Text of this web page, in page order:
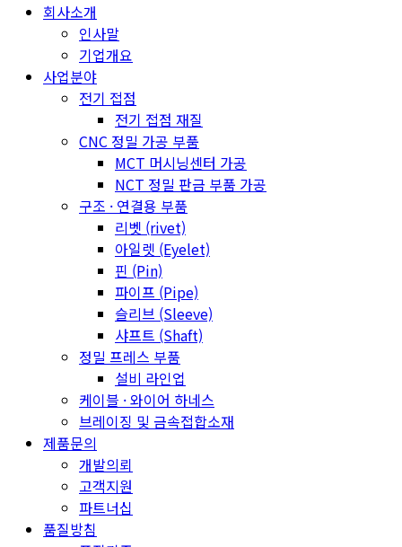
회사소개
인사말
기업개요
사업분야
전기 접점
전기 접점 재질
CNC 정밀 가공 부품
MCT 머시닝센터 가공
NCT 정밀 판금 부품 가공
구조 · 연결용 부품
리벳 (rivet)
아일렛 (Eyelet)
핀 (Pin)
파이프 (Pipe)
슬리브 (Sleeve)
샤프트 (Shaft)
정밀 프레스 부품
설비 라인업
케이블 · 와이어 하네스
브레이징 및 금속접합소재
제품문의
개발의뢰
고객지원
파트너십
품질방침